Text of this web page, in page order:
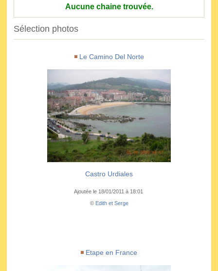
Aucune chaine trouvée.
Sélection photos
Le Camino Del Norte
Castro Urdiales
Ajoutée le 18/01/2011 à 18:01
© Edith et Serge
Etape en France